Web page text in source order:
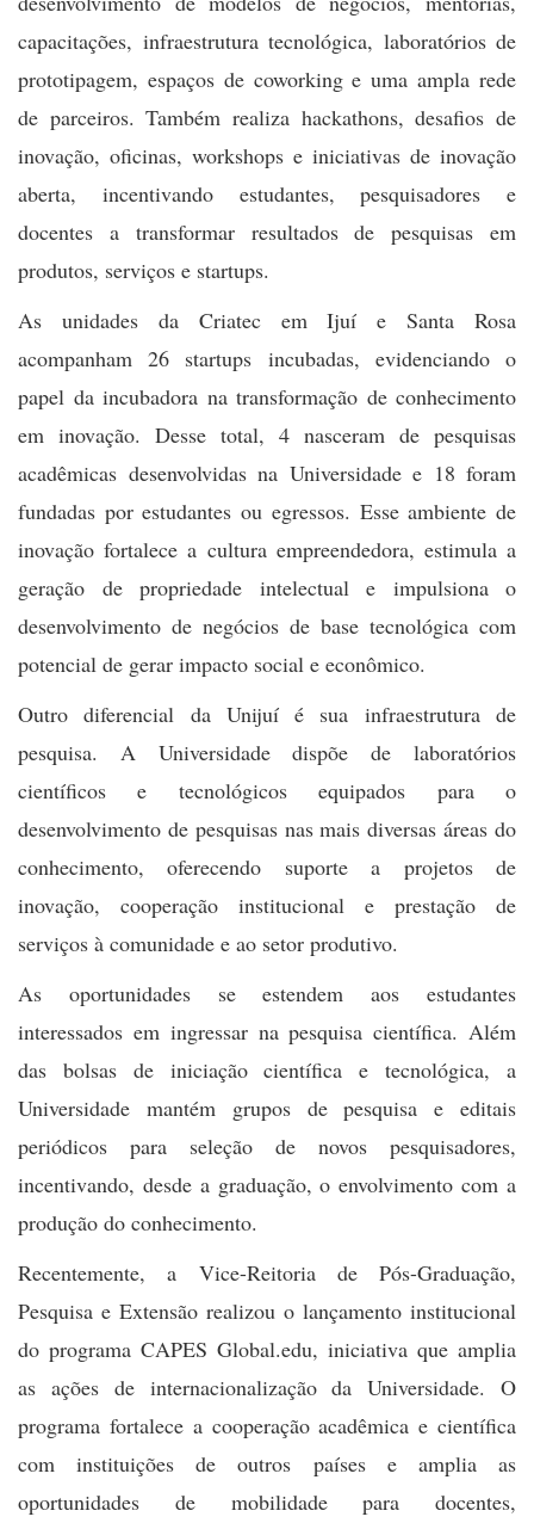
capacitações, infraestrutura tecnológica, laboratórios de
prototipagem, espaços de coworking e uma ampla rede
de parceiros. Também realiza hackathons, desafios de
inovação, oficinas, workshops e iniciativas de inovação
aberta, incentivando estudantes, pesquisadores e
docentes a transformar resultados de pesquisas em
produtos, serviços e startups.
As unidades da Criatec em Ijuí e Santa Rosa
acompanham 26 startups incubadas, evidenciando o
papel da incubadora na transformação de conhecimento
em inovação. Desse total, 4 nasceram de pesquisas
acadêmicas desenvolvidas na Universidade e 18 foram
fundadas por estudantes ou egressos. Esse ambiente de
inovação fortalece a cultura empreendedora, estimula a
geração de propriedade intelectual e impulsiona o
desenvolvimento de negócios de base tecnológica com
potencial de gerar impacto social e econômico.
Outro diferencial da Unijuí é sua infraestrutura de
pesquisa. A Universidade dispõe de laboratórios
científicos e tecnológicos equipados para o
desenvolvimento de pesquisas nas mais diversas áreas do
conhecimento, oferecendo suporte a projetos de
inovação, cooperação institucional e prestação de
serviços à comunidade e ao setor produtivo.
As oportunidades se estendem aos estudantes
interessados em ingressar na pesquisa científica. Além
das bolsas de iniciação científica e tecnológica, a
Universidade mantém grupos de pesquisa e editais
periódicos para seleção de novos pesquisadores,
incentivando, desde a graduação, o envolvimento com a
produção do conhecimento.
Recentemente, a Vice-Reitoria de Pós-Graduação,
Pesquisa e Extensão realizou o lançamento institucional
do programa CAPES Global.edu, iniciativa que amplia
as ações de internacionalização da Universidade. O
programa fortalece a cooperação acadêmica e científica
com instituições de outros países e amplia as
oportunidades de mobilidade para docentes,